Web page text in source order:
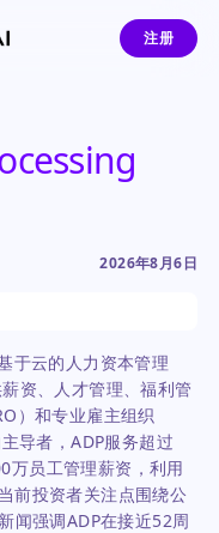
注册
2026年8月6日
于云的人力资本管理
资、人才管理、福利管
）和专业雇主组织
导者，ADP服务超过
万员工管理薪资，利用
前投资者关注点围绕公
闻强调ADP在接近52周